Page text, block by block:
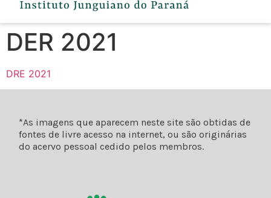
DER 2021
DRE 2021
*As imagens que aparecem neste site são obtidas de
fontes de livre acesso na internet, ou são originárias
do acervo pessoal cedido pelos membros.